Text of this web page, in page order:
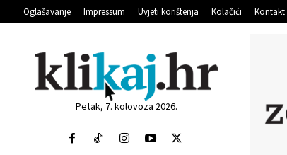
Oglašavanje Impressum Uvjeti korištenja Kolačići Kontakt
Petak, 7. kolovoza 2026.